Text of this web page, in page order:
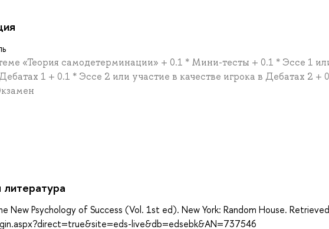
«Теория самодетерминации» + 0.1 * Мини-тесты + 0.1 * Эссе 1
1 + 0.1 * Эссе 2 или участие в качестве игрока в Дебатах 2 +
New Psychology of Success (Vol. 1st ed). New York: Random House.
live&db=edsebk&AN=737546